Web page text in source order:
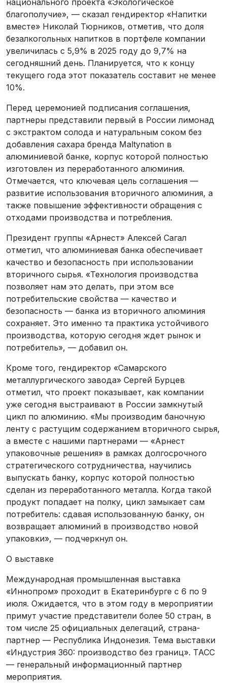
благополучие», — сказал гендиректор «Напитки
вместе» Николай Тюрников, отметив, что доля
безалкогольных напитков в портфеле компании
увеличилась с 5,9% в 2025 году до 9,7% на
сегодняшний день. Планируется, что к концу
текущего года этот показатель составит не менее
10%.
Перед церемонией подписания соглашения,
партнеры представили первый в России лимонад
с экстрактом солода и натуральным соком без
добавления сахара бренда Maltynation в
алюминиевой банке, корпус которой полностью
изготовлен из переработанного алюминия.
Отмечается, что ключевая цель соглашения —
развитие использования вторичного алюминия, а
также повышение эффективности обращения с
отходами производства и потребления.
Президент группы «Арнест» Алексей Сагал
отметил, что алюминиевая банка обеспечивает
качество и безопасность при использовании
вторичного сырья. «Технология производства
позволяет нам это делать, при этом все
потребительские свойства — качество и
безопасность — банка из вторичного алюминия
сохраняет. Это именно та практика устойчивого
производства, которую сегодня ждет рынок и
потребитель», — добавил он.
Кроме того, гендиректор «Самарского
металлургического завода» Сергей Бурцев
отметил, что проект показывает, как компании
уже сегодня выстраивают в России замкнутый
цикл по алюминию. «Мы производим баночную
ленту с растущим содержанием вторичного сырья,
а вместе с нашими партнерами — «Арнест
упаковочные решения» в рамках долгосрочного
стратегического сотрудничества, научились
выпускать банку, корпус которой полностью
сделан из переработанного металла. Когда такой
продукт попадает на полку, цикл замыкает сам
потребитель: сдавая использованную банку, он
возвращает алюминий в производство новой
упаковки», — подчеркнул он.
О выставке
Международная промышленная выставка
«Иннопром» проходит в Екатеринбурге с 6 по 9
июля. Ожидается, что в этом году в мероприятии
примут участие представители более 50 стран, в
том числе 25 официальных делегаций, страна-
партнер — Республика Индонезия. Тема выставки
«Индустрия 360: производство без границ». ТАСС
— генеральный информационный партнер
мероприятия.